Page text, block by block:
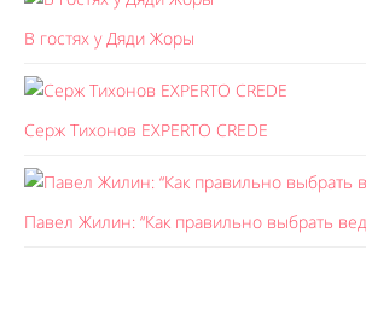
В гостях у Дяди Жоры
Серж Тихонов EXPERTO CREDE
Павел Жилин: “Как правильно выбрать